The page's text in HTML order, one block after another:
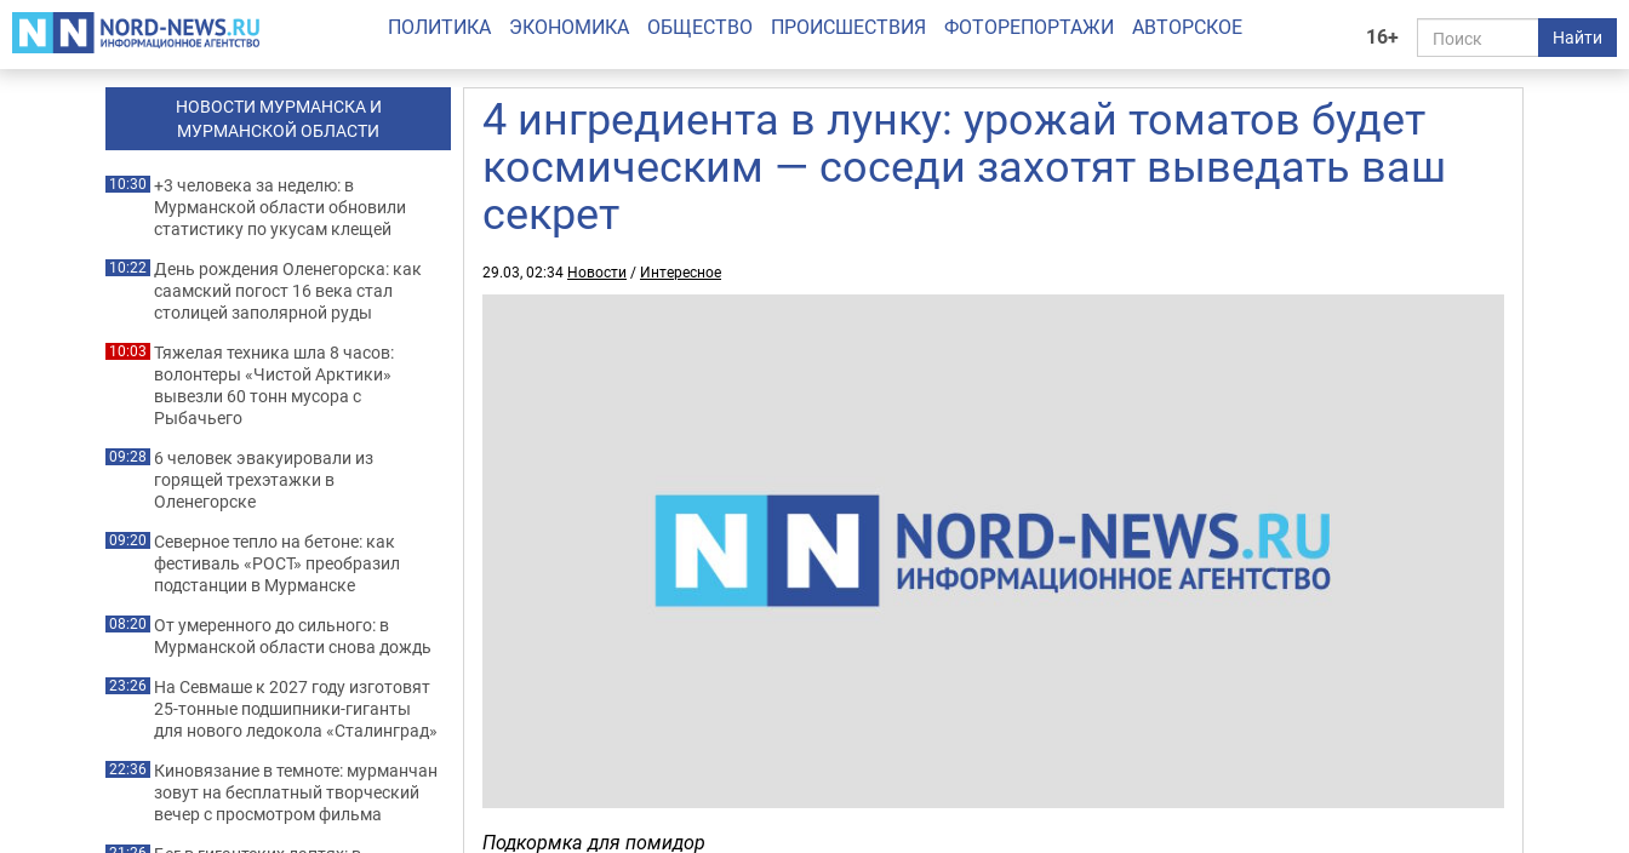
16+ Найти
ПОЛИТИКА ЭКОНОМИКА ОБЩЕСТВО ПРОИСШЕСТВИЯ ФОТОРЕПОРТАЖИ АВТОРСКОЕ
4 ингредиента в лунку: урожай томатов будет
космическим — соседи захотят выведать ваш
секрет
29.03, 02:34 Новости / Интересное
Подкормка для помидор
НОВОСТИ МУРМАНСКА И
МУРМАНСКОЙ ОБЛАСТИ
10:30 +3 человека за неделю: в
Мурманской области обновили
статистику по укусам клещей
10:22 День рождения Оленегорска: как
саамский погост 16 века стал
столицей заполярной руды
10:03 Тяжелая техника шла 8 часов:
волонтеры «Чистой Арктики»
вывезли 60 тонн мусора с
Рыбачьего
09:28 6 человек эвакуировали из
горящей трехэтажки в
Оленегорске
09:20 Северное тепло на бетоне: как
фестиваль «РОСТ» преобразил
подстанции в Мурманске
08:20 От умеренного до сильного: в
Мурманской области снова дождь
23:26 На Севмаше к 2027 году изготовят
25-тонные подшипники-гиганты
для нового ледокола «Сталинград»
22:36 Киновязание в темноте: мурманчан
зовут на бесплатный творческий
вечер с просмотром фильма